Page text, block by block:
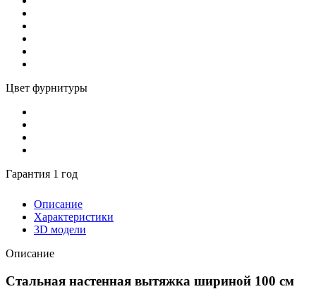
Цвет фурнитуры
Гарантия 1 год
Описание
Характеристики
3D модели
Описание
Стальная настенная вытяжка шириной 100 см